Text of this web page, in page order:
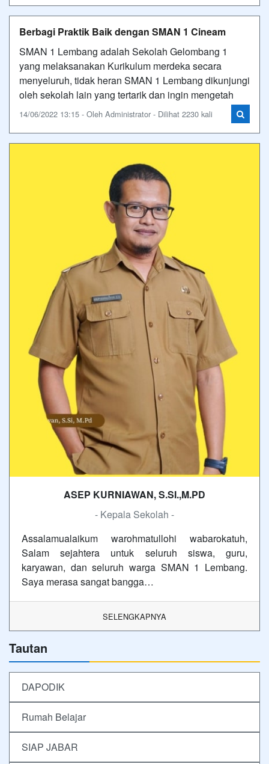
Berbagi Praktik Baik dengan SMAN 1 Cineam
SMAN 1 Lembang adalah Sekolah Gelombang 1
yang melaksanakan Kurikulum merdeka secara
menyeluruh, tidak heran SMAN 1 Lembang dikunjungi
oleh sekolah lain yang tertarik dan ingin mengetah
14/06/2022 13:15 - Oleh Administrator - Dilihat 2230 kali
ASEP KURNIAWAN, S.SI.,M.PD
- Kepala Sekolah -
Assalamualaikum warohmatullohi wabarokatuh,
Salam sejahtera untuk seluruh siswa, guru,
karyawan, dan seluruh warga SMAN 1 Lembang.
Saya merasa sangat bangga…
SELENGKAPNYA
Tautan
DAPODIK
Rumah Belajar
SIAP JABAR